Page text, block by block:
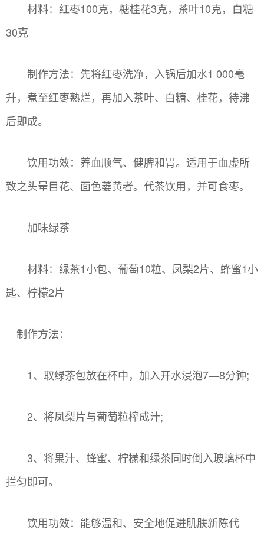
材料：红枣100克，糖桂花3克，茶叶10克，白糖
30克
制作方法：先将红枣洗净，入锅后加水1 000毫
升，煮至红枣熟烂，再加入茶叶、白糖、桂花，待沸
后即成。
饮用功效：养血顺气、健脾和胃。适用于血虚所
致之头晕目花、面色萎黄者。代茶饮用，并可食枣。
加味绿茶
材料：绿茶1小包、葡萄10粒、凤梨2片、蜂蜜1小
匙、柠檬2片
制作方法：
1、取绿茶包放在杯中，加入开水浸泡7—8分钟;
2、将凤梨片与葡萄粒榨成汁;
3、将果汁、蜂蜜、柠檬和绿茶同时倒入玻璃杯中
拦匀即可。
饮用功效：能够温和、安全地促进肌肤新陈代